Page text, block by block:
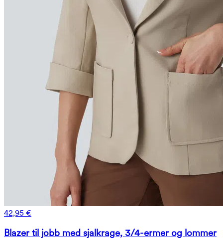
42,95 €
Blazer til jobb med sjalkrage, 3/4-ermer og lommer